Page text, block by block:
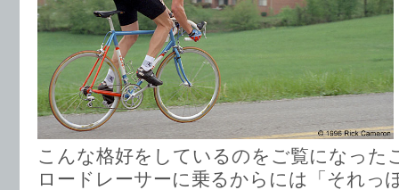
こんな格好をしているのをご覧になった
ロードレーサーに乗るからには「それっ